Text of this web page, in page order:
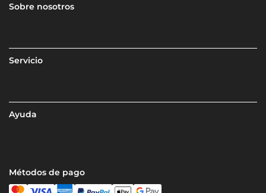
Sobre nosotros
Servicio
Ayuda
Métodos de pago